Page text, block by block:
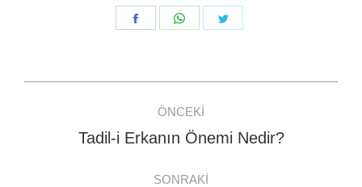
Share
Share
navigation
ÖNCEKI
Previous
Tadil-i Erkanın Önemi Nedir?
SONRAKI